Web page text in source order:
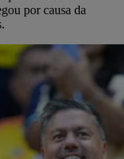
por causa da